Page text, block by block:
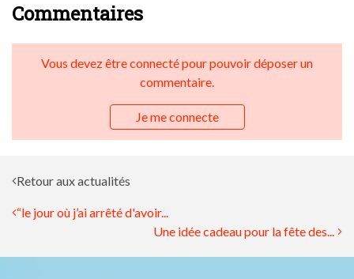
Commentaires
Vous devez être connecté pour pouvoir déposer un
commentaire.
Je me connecte
Retour aux actualités
“le jour où j’ai arrêté d'avoir...
Une idée cadeau pour la fête des...